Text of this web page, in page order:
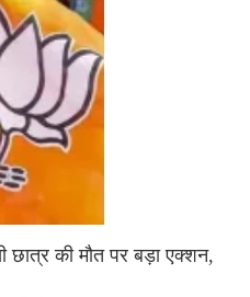
छात्र की मौत पर बड़ा एक्शन,